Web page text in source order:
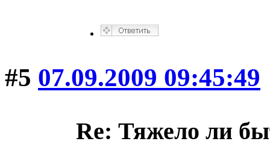
#5 07.09.2009 09:45:49
Re: Тяжело ли